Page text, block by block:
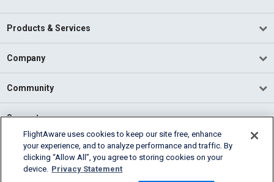
Products & Services
Company
Community
Support
English (USA)
2026 FlightAware
FlightAware uses cookies to keep our site free, enhance
your experience, and to analyze performance and traffic. By
clicking “Allow All”, you agree to storing cookies on your
device. Privacy Statement